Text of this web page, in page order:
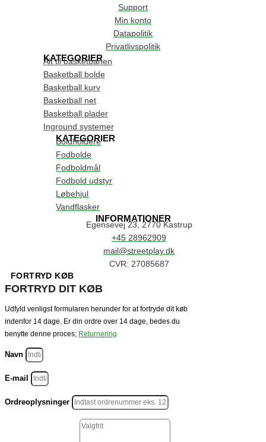
Support
Min konto
Datapolitik
Privatlivspolitik
KATEGORIER
Alt til basketbanen
Basketball bolde
Basketball kurv
Basketball net
Basketball plader
Inground systemer
KATEGORIER
Boldholdere
Fodbolde
Fodboldmål
Fodbold udstyr
Løbehjul
Vandflasker
INFORMATIONER
Egensevej 23, 2770 Kastrup
+45 28962909
mail@streetplay.dk
CVR: 27085687
FORTRYD KØB
FORTRYD DIT KØB
Udfyld venligst formularen herunder for at fortryde dit køb
indenfor 14 dage. Er din ordre over 14 dage, bedes du
benytte denne proces; Returnering
Navn
E-mail
Ordreoplysninger